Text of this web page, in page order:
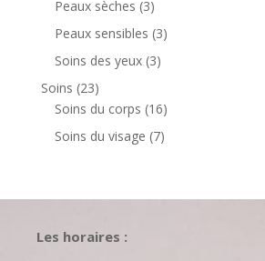
Peaux sèches 33
produits
Peaux sensibles 33
Soins des yeux 33
Soins 2323
produits
Soins du corps 1616
produits
Soins du visage 77
Les horaires :